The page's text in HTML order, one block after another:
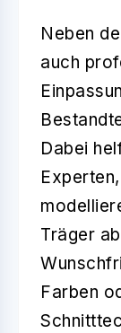
Neben
auch
Dabei
Träger
Farben